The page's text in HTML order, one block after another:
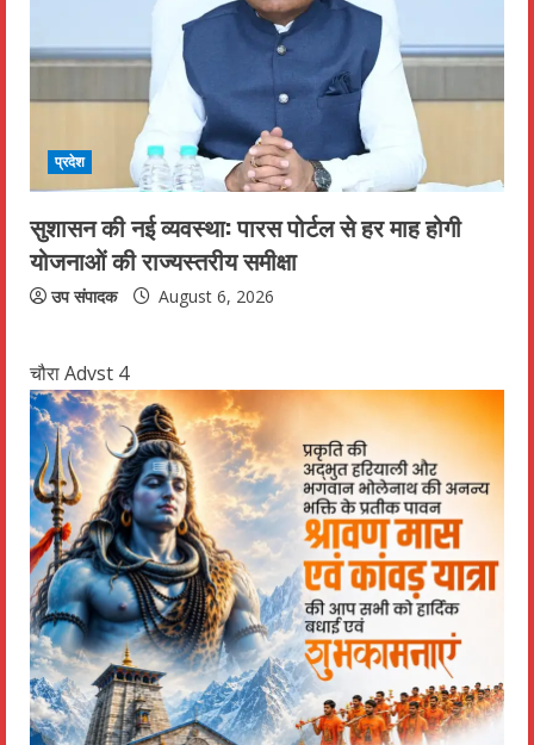
प्रदेश
सुशासन की नई व्यवस्था: पारस पोर्टल से हर माह होगी
योजनाओं की राज्यस्तरीय समीक्षा
उप संपादक August 6, 2026
चौरा Advst 4